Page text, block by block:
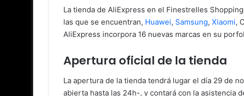
La tienda de AliExpress en el Finestrelles
las que se encuentran, Huawei, Samsung, Xiaomi,
AliExpress incorpora 16 nuevas marcas en su
Apertura oficial de la tienda
La apertura de la tienda tendrá lugar el día 29 de
abierta hasta las 24h-, y contará con la asistencia